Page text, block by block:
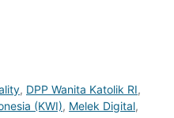
, DPP Wanita Katolik RI,
(KWI), Melek Digital,